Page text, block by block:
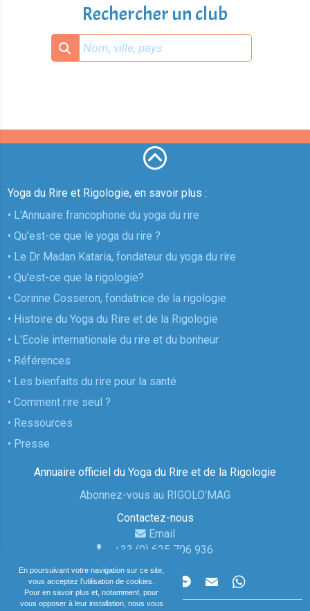
En poursuivant votre navigation sur ce site,
vous acceptez l’utilisation de cookies.
Pour en savoir plus et, notamment, pour
vous opposer à leur installation, nous vous
Rechercher un club
Yoga du Rire et Rigologie, en savoir plus :
• L'Annuaire francophone du yoga du rire
• Qu'est-ce que le yoga du rire ?
• Le Dr Madan Kataria, fondateur du yoga du rire
• Qu'est-ce que la rigologie?
• Corinne Cosseron, fondatrice de la rigologie
• Histoire du Yoga du Rire et de la Rigologie
• L'Ecole internationale du rire et du bonheur
• Références
• Les bienfaits du rire pour la santé
• Comment rire seul ?
• Ressources
• Presse
Annuaire officiel du Yoga du Rire et de la Rigologie
Abonnez-vous au RIGOLO'MAG
Contactez-nous
Email
+33 (0) 625 706 936
Partager la page